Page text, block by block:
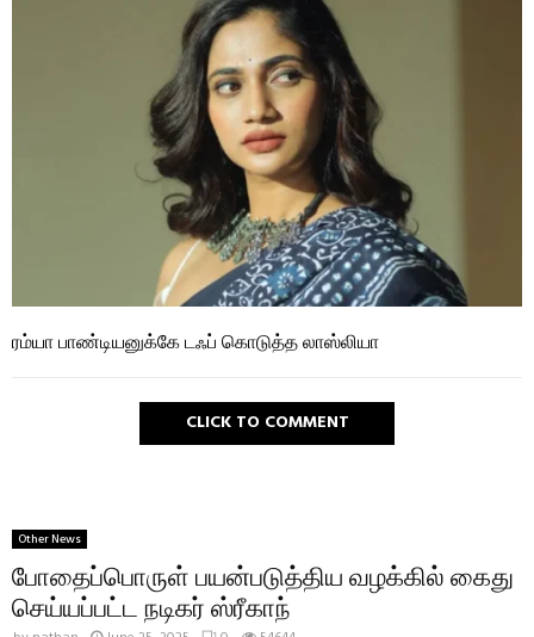
ரம்யா பாண்டியனுக்கே டஃப் கொடுத்த லாஸ்லியா
CLICK TO COMMENT
Other News
போதைப்பொருள் பயன்படுத்திய வழக்கில் கைது
செய்யப்பட்ட நடிகர் ஸ்ரீகாந்